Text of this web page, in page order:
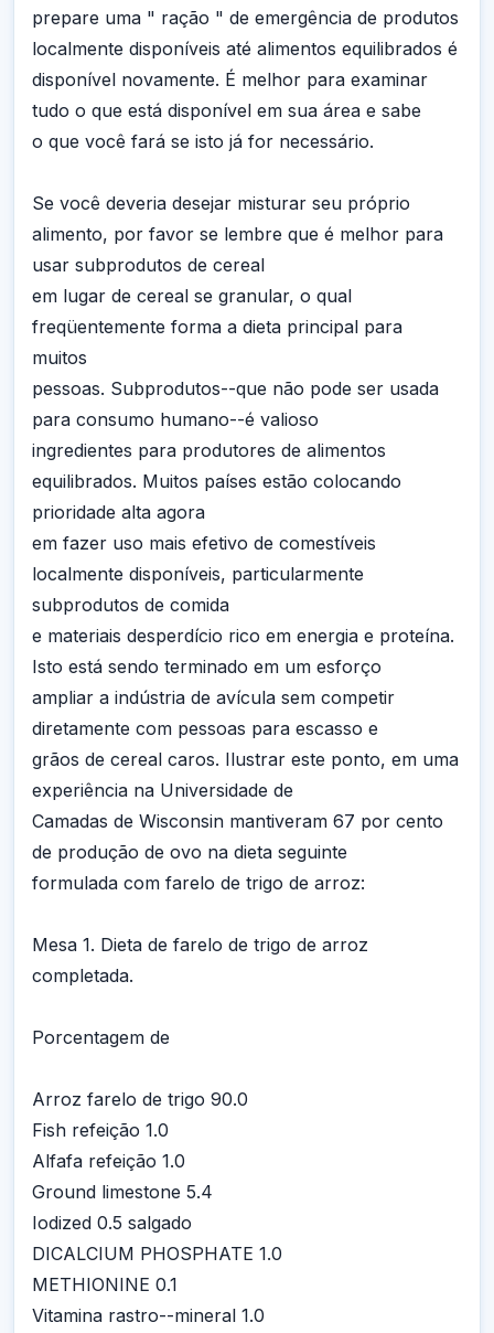
prepare uma " ração " de emergência de produtos
localmente disponíveis até alimentos equilibrados é
disponível novamente. É melhor para examinar
tudo o que está disponível em sua área e sabe
o que você fará se isto já for necessário.
Se você deveria desejar misturar seu próprio
alimento, por favor se lembre que é melhor para
usar subprodutos de cereal
em lugar de cereal se granular, o qual
freqüentemente forma a dieta principal para
muitos
pessoas. Subprodutos--que não pode ser usada
para consumo humano--é valioso
ingredientes para produtores de alimentos
equilibrados. Muitos países estão colocando
prioridade alta agora
em fazer uso mais efetivo de comestíveis
localmente disponíveis, particularmente
subprodutos de comida
e materiais desperdício rico em energia e proteína.
Isto está sendo terminado em um esforço
ampliar a indústria de avícula sem competir
diretamente com pessoas para escasso e
grãos de cereal caros. Ilustrar este ponto, em uma
experiência na Universidade de
Camadas de Wisconsin mantiveram 67 por cento
de produção de ovo na dieta seguinte
formulada com farelo de trigo de arroz:
Mesa 1. Dieta de farelo de trigo de arroz
completada.
Porcentagem de
Arroz farelo de trigo 90.0
Fish refeição 1.0
Alfafa refeição 1.0
Ground limestone 5.4
Iodized 0.5 salgado
DICALCIUM PHOSPHATE 1.0
METHIONINE 0.1
Vitamina rastro--mineral 1.0